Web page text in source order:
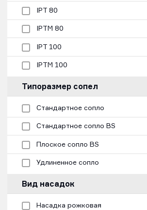
IPT 80
IPTM 80
IPT 100
IPTM 100
Типоразмер сопел
Стандартное сопло
Стандартное сопло BS
Плоское сопло BS
Удлиненное сопло
Вид насадок
Насадка рожковая